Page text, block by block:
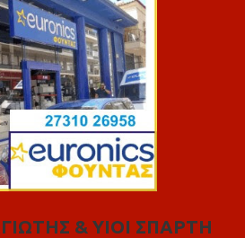
& YIOI ΣΠΑΡΤΗ